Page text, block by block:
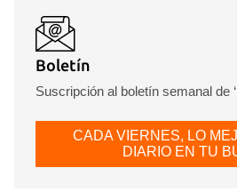
Boletín
Suscripción al boletín semanal de
CADA VIERNES, LO
DIARIO EN TU